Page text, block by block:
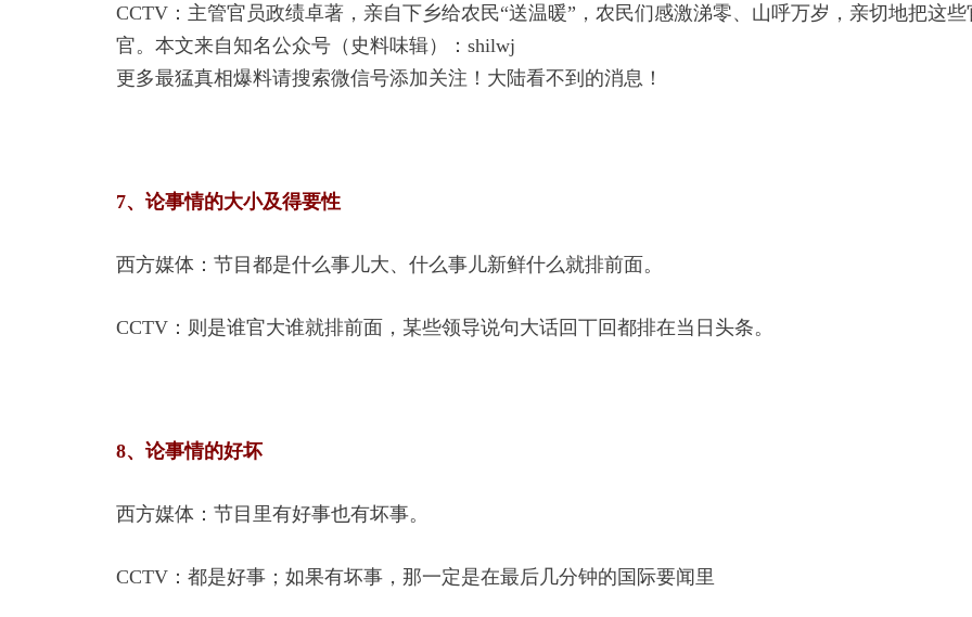
CCTV：主管官员政绩卓著，亲自下乡给农民“送温暖”，农民们感激涕零、山呼万岁，亲切地把这
官。本文来自知名公众号（史料味辑）：shilwj
更多最猛真相爆料请搜索微信号添加关注！大陆看不到的消息！
7、论事情的大小及得要性
西方媒体：节目都是什么事儿大、什么事儿新鲜什么就排前面。
CCTV：则是谁官大谁就排前面，某些领导说句大话回丅回都排在当日头条。
8、论事情的好坏
西方媒体：节目里有好事也有坏事。
CCTV：都是好事；如果有坏事，那一定是在最后几分钟的国际要闻里